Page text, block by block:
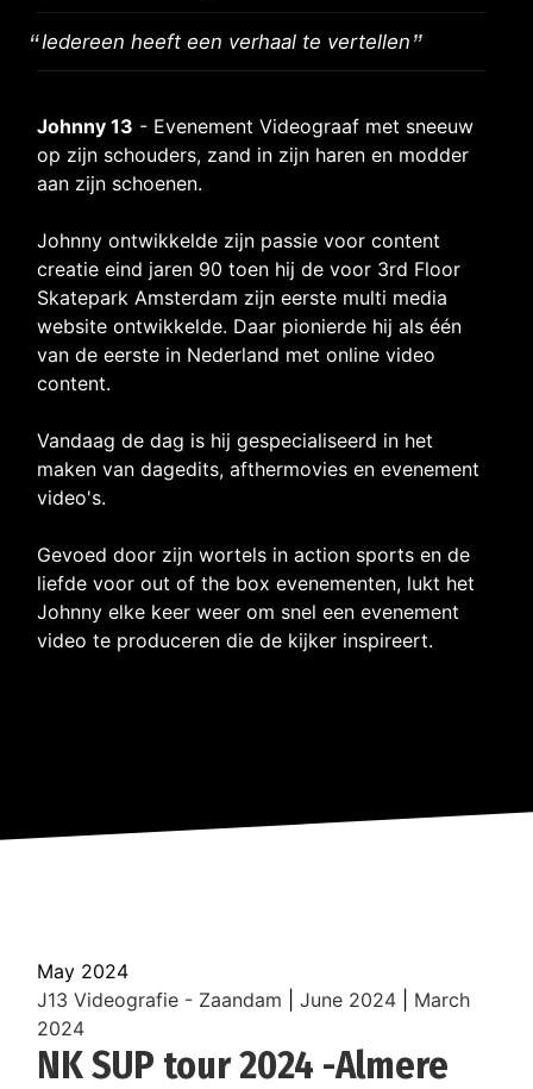
Iedereen heeft een verhaal te vertellen
Johnny 13 - Evenement Videograaf met sneeuw
op zijn schouders, zand in zijn haren en modder
aan zijn schoenen.
Johnny ontwikkelde zijn passie voor content
creatie eind jaren 90 toen hij de voor 3rd Floor
Skatepark Amsterdam zijn eerste multi media
website ontwikkelde. Daar pionierde hij als één
van de eerste in Nederland met online video
content.
Vandaag de dag is hij gespecialiseerd in het
maken van dagedits, afthermovies en evenement
video's.
Gevoed door zijn wortels in action sports en de
liefde voor out of the box evenementen, lukt het
Johnny elke keer weer om snel een evenement
video te produceren die de kijker inspireert.
May 2024
J13 Videografie - Zaandam |June 2024
March
2024
NK SUP tour 2024 -Almere